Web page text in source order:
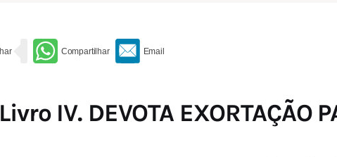
Livro IV. DEVOTA EXORTAÇÃO